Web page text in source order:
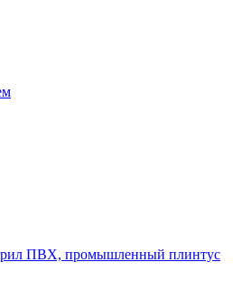
ПВХ, промышленный плинтус